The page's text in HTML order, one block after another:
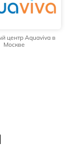
центр Aquaviva в
Москве